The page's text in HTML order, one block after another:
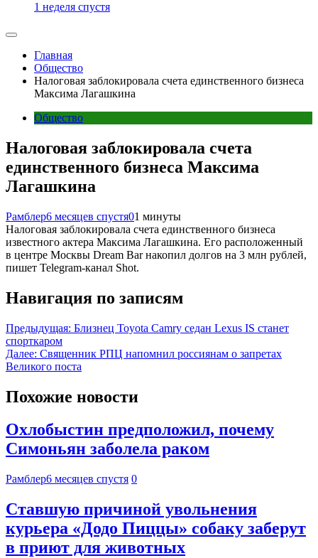
1 неделя спустя
Главная
Общество
Налоговая заблокировала счета единственного бизнеса
Максима Лагашкина
Общество
Налоговая заблокировала счета
единственного бизнеса Максима
Лагашкина
Рамблер6 месяцев спустя01 минуты
Налоговая заблокировала счета единственного бизнеса
известного актера Максима Лагашкина. Его расположенный
в центре Москвы Dream Bar накопил долгов на 3 млн рублей,
пишет Telegram-канал Shot.
Навигация по записям
Предыдущая: Близнец Toyota Camry седан Lexus IS станет
спорткаром
Далее: Священник РПЦ напомнил россиянам о запретах
Великого поста
Похожие новости
Охлобыстин предположил, почему
Симоньян заболела раком
Рамблер6 месяцев спустя 0
Ставшую причиной увольнения
курьера «Додо Пиццы» собаку заберут
в приют для животных